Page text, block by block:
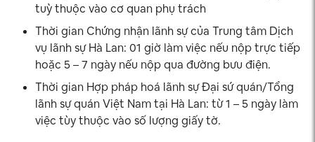
tuỳ thuộc vào cơ quan phụ trách
Thời gian Chứng nhận lãnh sự của Trung tâm Dịch
vụ lãnh sự Hà Lan: 01 giờ làm việc nếu nộp trực tiếp
hoặc 5 – 7 ngày nếu nộp qua đường bưu điện.
Thời gian Hợp pháp hoá lãnh sự Đại sứ quán/Tổng
lãnh sự quán Việt Nam tại Hà Lan: từ 1 – 5 ngày làm
việc tùy thuộc vào số lượng giấy tờ.